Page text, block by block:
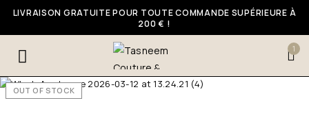
LIVRAISON GRATUITE POUR TOUTE COMMANDE SUPÉRIEURE À
200 € !
1
OUT OF STOCK